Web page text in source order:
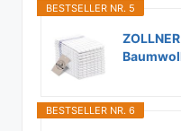
BESTSELLER NR. 5
BESTSELLER NR. 6